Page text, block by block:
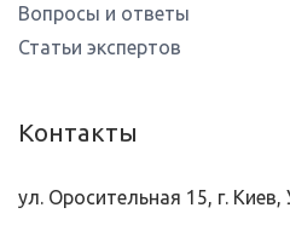
Вопросы и ответы
Статьи экспертов
Контакты
ул. Оросительная 15, г. Киев,